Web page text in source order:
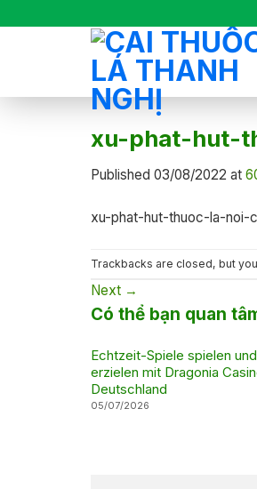
to
xu-phat-hut-
Published 03/08/2022 at
xu-phat-hut-thuoc-la-noi-
Trackbacks are closed, but
Next →
Có thể bạn quan
Echtzeit-Spiele spielen
erzielen mit Dragonia
Deutschland
05/07/2026